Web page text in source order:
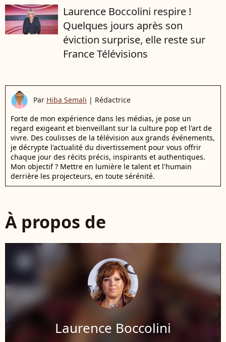
Laurence Boccolini respire !
Quelques jours après son
éviction surprise, elle reste sur
France Télévisions
Par Hiba Semali | Rédactrice
Forte de mon expérience dans les médias, je pose un
regard exigeant et bienveillant sur la culture pop et l'art de
vivre. Des coulisses de la télévision aux grands événements,
je décrypte l'actualité du divertissement pour vous offrir
chaque jour des récits précis, inspirants et authentiques.
Mon objectif ? Mettre en lumière le talent et l'humain
derrière les projecteurs, en toute sérénité.
À propos de
Laurence Boccolini